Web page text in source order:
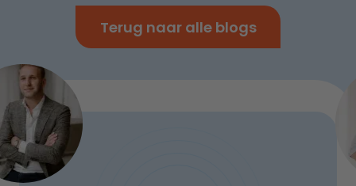
Terug naar alle blogs